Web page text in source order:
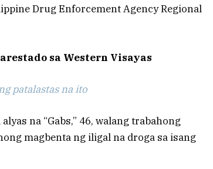
Drug Enforcement Agency Regional
arestado sa Western Visayas
patalastas na ito
na “Gabs,” 46, walang trabahong
magbenta ng iligal na droga sa isang